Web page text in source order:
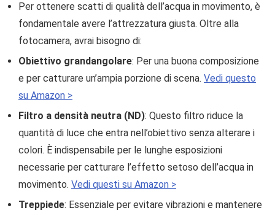
Per ottenere scatti di qualità dell’acqua in movimento, è
fondamentale avere l’attrezzatura giusta. Oltre alla
fotocamera, avrai bisogno di:
Obiettivo grandangolare: Per una buona composizione
e per catturare un’ampia porzione di scena. Vedi questo
su Amazon >
Filtro a densità neutra (ND): Questo filtro riduce la
quantità di luce che entra nell’obiettivo senza alterare i
colori. È indispensabile per le lunghe esposizioni
necessarie per catturare l’effetto setoso dell’acqua in
movimento. Vedi questi su Amazon >
Treppiede: Essenziale per evitare vibrazioni e mantenere